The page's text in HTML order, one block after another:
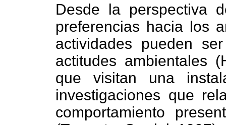
Desde la perspectiva
preferencias hacia los
actividades pueden
actitudes ambientales
que visitan una
investigaciones que
comportamiento